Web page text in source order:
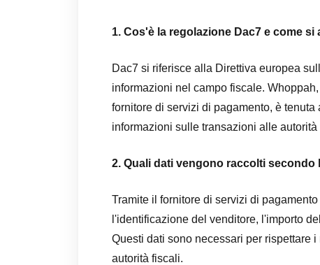
1. Cos'è la regolazione Dac7 e come si
Dac7 si riferisce alla Direttiva europea
informazioni nel campo fiscale.
fornitore di servizi di pagamento, è
informazioni sulle transazioni alle autorità
2. Quali dati vengono raccolti secondo
Tramite il fornitore di servizi di
l'identificazione del venditore, l'importo
Questi dati sono necessari per rispettare
autorità fiscali.